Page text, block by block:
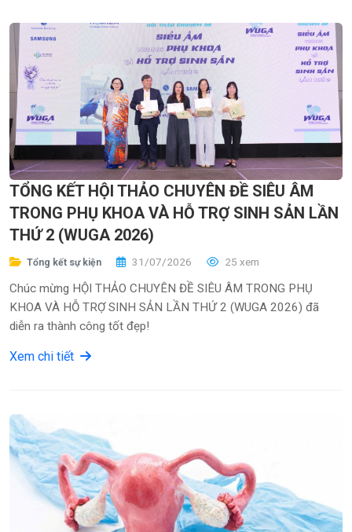
TỔNG KẾT HỘI THẢO CHUYÊN ĐỀ SIÊU ÂM
TRONG PHỤ KHOA VÀ HỖ TRỢ SINH SẢN LẦN
THỨ 2 (WUGA 2026)
Tổng kết sự kiện 31/07/2026 25 xem
Chúc mừng HỘI THẢO CHUYÊN ĐỀ SIÊU ÂM TRONG PHỤ
KHOA VÀ HỖ TRỢ SINH SẢN LẦN THỨ 2 (WUGA 2026) đã
diễn ra thành công tốt đẹp!
Xem chi tiết